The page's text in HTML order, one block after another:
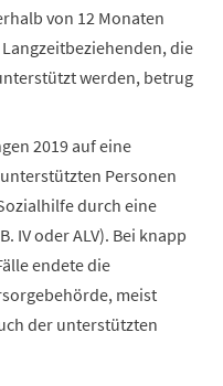
von 12 Monaten
die
werden, betrug
2019 auf eine
Personen
durch eine
IV oder ALV). Bei knapp
endete die
meist
der unterstützten